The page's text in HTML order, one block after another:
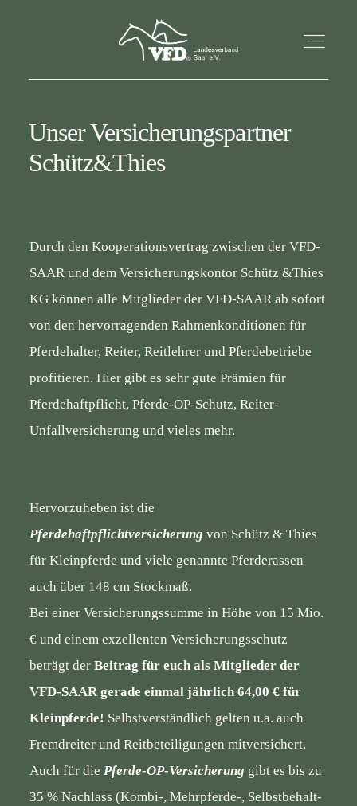
STARTSEITE
AKTUELLES
TERMINE
KONTAKT
BUNDESSEITE
MITGLIEDERBEREICH
Hervorzuheben ist die
Pferdehaftpflichtversicherung von Schütz & Thies
für Kleinpferde und viele genannte Pferderassen
auch über 148 cm Stockmaß.
Bei einer Versicherungssumme in Höhe von 15 Mio.
€ und einem exzellenten Versicherungsschutz
beträgt der Beitrag für euch als Mitglieder der
VFD-SAAR gerade einmal jährlich 64,00 € für
Kleinpferde! Selbstverständlich gelten u.a. auch
Fremdreiter und Reitbeteiligungen mitversichert.
Auch für die Pferde-OP-Versicherung gibt es bis zu
35 % Nachlass (Kombi-, Mehrpferde-, Selbstbehalt-
Unser Versicherungspartner
Schütz&Thies
Durch den Kooperationsvertrag zwischen der VFD-
SAAR und dem Versicherungskontor Schütz &Thies
KG können alle Mitglieder der VFD-SAAR ab sofort
von den hervorragenden Rahmenkonditionen für
Pferdehalter, Reiter, Reitlehrer und Pferdebetriebe
profitieren. Hier gibt es sehr gute Prämien für
Pferdehaftpflicht, Pferde-OP-Schutz, Reiter-
Unfallversicherung und vieles mehr.